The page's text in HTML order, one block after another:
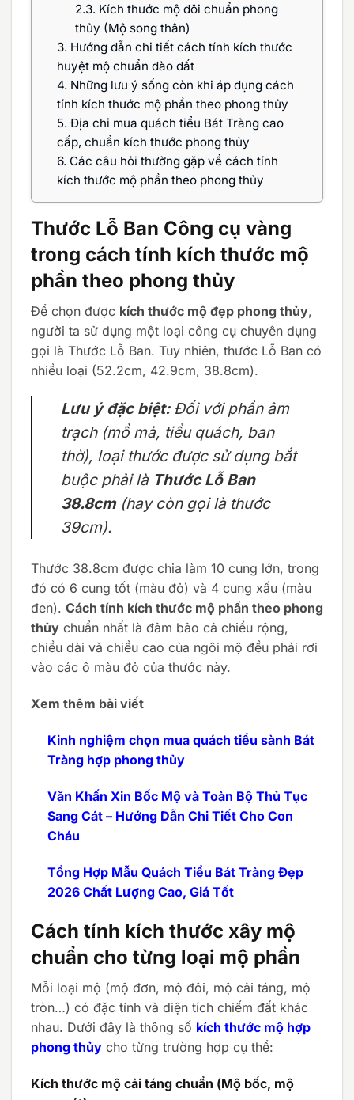
2.3. Kích thước mộ đôi chuẩn phong
thủy (Mộ song thân)
3. Hướng dẫn chi tiết cách tính kích thước
huyệt mộ chuẩn đào đất
4. Những lưu ý sống còn khi áp dụng cách
tính kích thước mộ phần theo phong thủy
5. Địa chỉ mua quách tiểu Bát Tràng cao
cấp, chuẩn kích thước phong thủy
6. Các câu hỏi thường gặp về cách tính
kích thước mộ phần theo phong thủy
Thước Lỗ Ban Công cụ vàng
trong cách tính kích thước mộ
phần theo phong thủy
Để chọn được kích thước mộ đẹp phong thủy,
người ta sử dụng một loại công cụ chuyên dụng
gọi là Thước Lỗ Ban. Tuy nhiên, thước Lỗ Ban có
nhiều loại (52.2cm, 42.9cm, 38.8cm).
Lưu ý đặc biệt:Đối với phần âm
trạch (mồ mả, tiểu quách, ban
thờ), loại thước được sử dụng bắt
buộc phải là Thước Lỗ Ban
38.8cm(hay còn gọi là thước
39cm).
Thước 38.8cm được chia làm 10 cung lớn, trong
đó có 6 cung tốt (màu đỏ) và 4 cung xấu (màu
đen). Cách tính kích thước mộ phần theo phong
thủy chuẩn nhất là đảm bảo cả chiều rộng,
chiều dài và chiều cao của ngôi mộ đều phải rơi
vào các ô màu đỏ của thước này.
Xem thêm bài viết
Kinh nghiệm chọn mua quách tiểu sành Bát
Tràng hợp phong thủy
Văn Khấn Xin Bốc Mộ và Toàn Bộ Thủ Tục
Sang Cát – Hướng Dẫn Chi Tiết Cho Con
Cháu
Tổng Hợp Mẫu Quách Tiểu Bát Tràng Đẹp
2026 Chất Lượng Cao, Giá Tốt
Cách tính kích thước xây mộ
chuẩn cho từng loại mộ phần
Mỗi loại mộ (mộ đơn, mộ đôi, mộ cải táng, mộ
tròn…) có đặc tính và diện tích chiếm đất khác
nhau. Dưới đây là thông số kích thước mộ hợp
phong thủy cho từng trường hợp cụ thể:
Kích thước mộ cải táng chuẩn (Mộ bốc, mộ